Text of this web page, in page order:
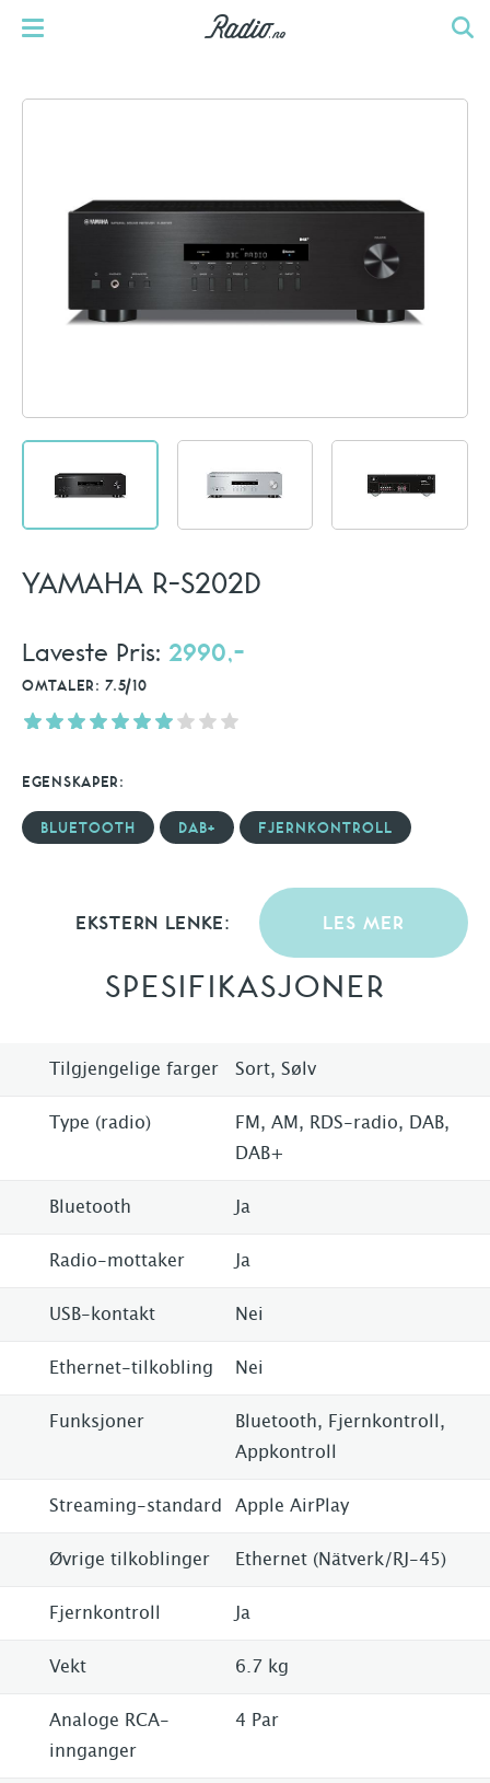
YAMAHA R-S202D
Laveste Pris: 2990,-
OMTALER: 7.5/10
EGENSKAPER:
BLUETOOTH DAB+ FJERNKONTROLL
EKSTERN LENKE: LES MER
SPESIFIKASJONER
Tilgjengelige farger Sort, Sølv
Type (radio)
FM, AM, RDS-radio, DAB,
DAB+
Bluetooth Ja
Radio-mottaker Ja
USB-kontakt Nei
Ethernet-tilkobling Nei
Funksjoner
Bluetooth, Fjernkontroll,
Appkontroll
Streaming-standard Apple AirPlay
Øvrige tilkoblinger Ethernet (Nätverk/RJ-45)
Fjernkontroll Ja
Vekt 6.7 kg
Analoge RCA-
innganger
4 Par